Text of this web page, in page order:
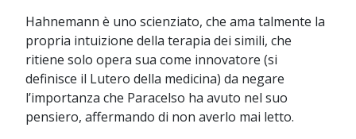
Hahnemann è uno scienziato, che ama talmente la
propria intuizione della terapia dei simili, che
ritiene solo opera sua come innovatore (si
definisce il Lutero della medicina) da negare
l’importanza che Paracelso ha avuto nel suo
pensiero, affermando di non averlo mai letto.